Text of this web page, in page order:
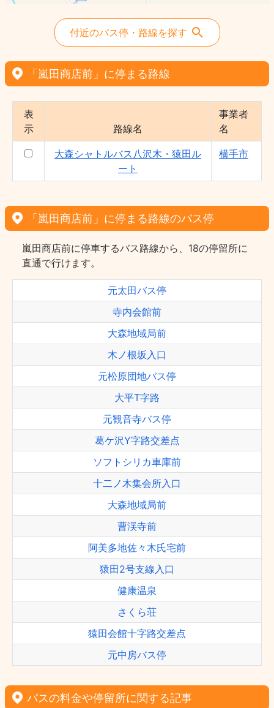
付近のバス停・路線を探す
「嵐田商店前」に停まる路線
表
示
路線名
事業者
名
大森シャトルバス八沢木・猿田ル
ート
横手市
「嵐田商店前」に停まる路線のバス停
嵐田商店前に停車するバス路線から、18の停留所に
直通で行けます。
元太田バス停
寺内会館前
大森地域局前
木ノ根坂入口
元松原団地バス停
大平T字路
元観音寺バス停
葛ケ沢Y字路交差点
ソフトシリカ車庫前
十二ノ木集会所入口
大森地域局前
曹渓寺前
阿美多地佐々木氏宅前
猿田2号支線入口
健康温泉
さくら荘
猿田会館十字路交差点
元中房バス停
バスの料金や停留所に関する記事